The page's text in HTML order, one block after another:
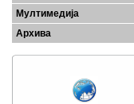
Мултимедија
Архива